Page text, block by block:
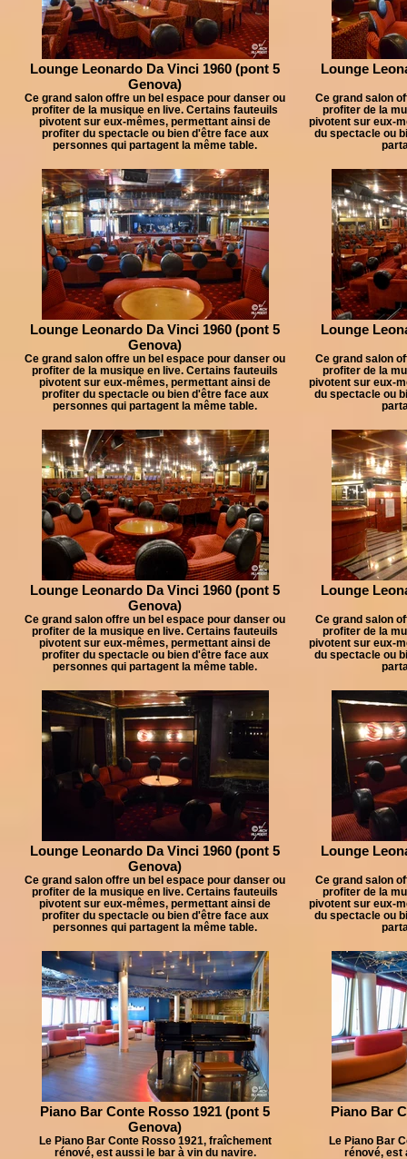
Lounge Leonardo Da Vinci 1960 (pont 5
Genova)
Ce grand salon offre un bel espace pour danser ou
profiter de la musique en live. Certains fauteuils
pivotent sur eux-mêmes, permettant ainsi de
profiter du spectacle ou bien d'être face aux
personnes qui partagent la même table.
Lounge
Ce grand salon
profiter de la
pivotent sur eux-
du spectacle ou
Lounge Leonardo Da Vinci 1960 (pont 5
Genova)
Ce grand salon offre un bel espace pour danser ou
profiter de la musique en live. Certains fauteuils
pivotent sur eux-mêmes, permettant ainsi de
profiter du spectacle ou bien d'être face aux
personnes qui partagent la même table.
Lounge
Ce grand salon
profiter de la
pivotent sur eux-
du spectacle ou
Lounge Leonardo Da Vinci 1960 (pont 5
Genova)
Ce grand salon offre un bel espace pour danser ou
profiter de la musique en live. Certains fauteuils
pivotent sur eux-mêmes, permettant ainsi de
profiter du spectacle ou bien d'être face aux
personnes qui partagent la même table.
Lounge
Ce grand salon
profiter de la
pivotent sur eux-
du spectacle ou
Lounge Leonardo Da Vinci 1960 (pont 5
Genova)
Ce grand salon offre un bel espace pour danser ou
profiter de la musique en live. Certains fauteuils
pivotent sur eux-mêmes, permettant ainsi de
profiter du spectacle ou bien d'être face aux
personnes qui partagent la même table.
Lounge
Ce grand salon
profiter de la
pivotent sur eux-
du spectacle ou
Piano Bar Conte Rosso 1921 (pont 5
Genova)
Le Piano Bar Conte Rosso 1921, fraîchement
rénové, est aussi le bar à vin du navire.
Piano Bar
Le Piano Bar
rénové, est